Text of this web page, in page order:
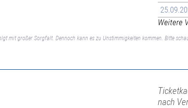
Weitere
mit großer Sorgfalt. Dennoch kann es zu Unstimmigkeiten kommen. Bitte
nach